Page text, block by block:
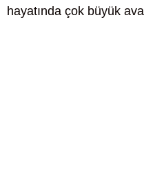
hayatında çok büyük